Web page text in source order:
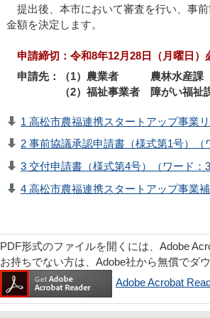
提出後、本市において審査を行い、事
金額を決定します。
申請締切：令和8年12月28日（月曜日）
申請先：（1）農業者 農林水産課
（2）福祉事業者 障がい福祉
1 高松市農福連携スタートアップ事業
2 事前協議承認申請書（様式第1号）（
3 交付申請書（様式第4号）（ワード：
4 高松市農福連携スタートアップ事業
PDF形式のファイルを開くには、Adobe
お持ちでない方は、Adobe社から無償でダ
Adobe Acrobat